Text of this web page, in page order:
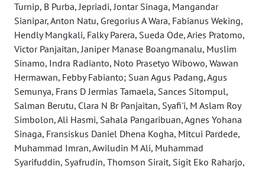
Turnip, B Purba, Jepriadi, Jontar Sinaga, Mangandar
Sianipar, Anton Natu, Gregorius A Wara, Fabianus Weking,
Hendly Mangkali, Falky Parera, Sueda Ode, Aries Pratomo,
Victor Panjaitan, Janiper Manase Boangmanalu, Muslim
Sinamo, Indra Radianto, Noto Prasetyo Wibowo, Wawan
Hermawan, Febby Fabianto; Suan Agus Padang, Agus
Semunya, Frans D Jermias Tamaela, Sances Sitompul,
Salman Berutu, Clara N Br Panjaitan, Syafi'i, M Aslam Roy
Simbolon, Ali Hasmi, Sahala Pangaribuan, Agnes Yohana
Sinaga, Fransiskus Daniel Dhena Kogha, Mitcui Pardede,
Muhammad Imran, Awiludin M Ali, Muhammad
Syarifuddin, Syafrudin, Thomson Sirait, Sigit Eko Raharjo,
WN
SULTENG
SULBAR
WN
SUMBAR